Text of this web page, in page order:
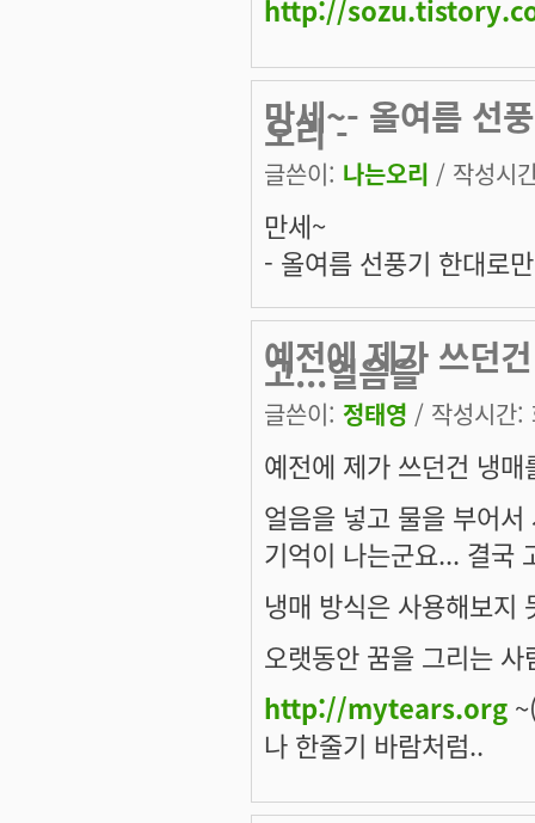
http://
만세~- 올여름 선
오리 -
글쓴이: 나는오리 / 작성시
만세~
- 올여름 선풍기 한대로
예전에 제가 쓰던
고...얼음을
글쓴이: 정태영 / 작성시간
예전에 제가 쓰던건 냉
얼음을 넣고 물을 부어
기억이 나는군요... 결국
냉매 방식은 사용해보지
오랫동안 꿈을 그리는
http://mytears.org
나 한줄기 바람처럼..